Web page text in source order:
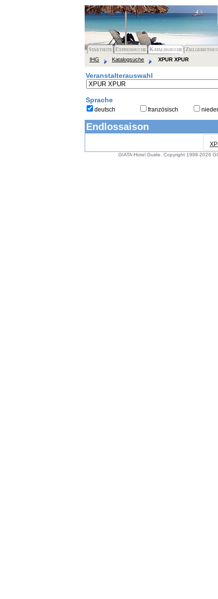
Startseite Expresssuche Katalogsuche
IHG
Katalogsuche XPUR XPUR
Veranstalterauswahl
Sprache
deutsch französisch
Endlossaison
GIATA-Hotel Guide. Copyright 1998-2026